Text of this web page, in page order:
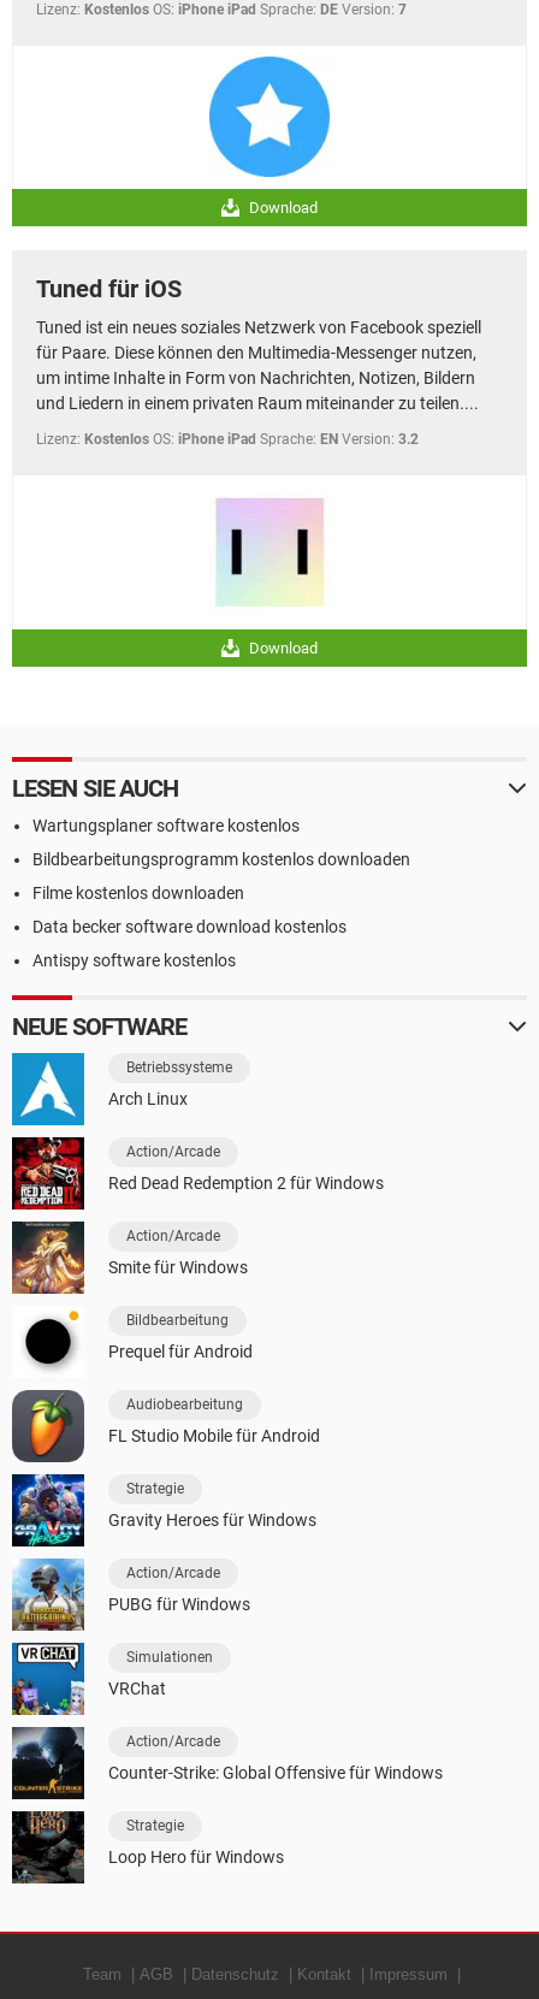
Lizenz: Kostenlos OS: iPhone iPad Sprache: DE Version: 7
Download
Tuned für iOS
Tuned ist ein neues soziales Netzwerk von Facebook speziell
für Paare. Diese können den Multimedia-Messenger nutzen,
um intime Inhalte in Form von Nachrichten, Notizen, Bildern
und Liedern in einem privaten Raum miteinander zu teilen....
Lizenz: Kostenlos OS: iPhone iPad Sprache: EN Version: 3.2
Download
LESEN SIE AUCH
Wartungsplaner software kostenlos
Bildbearbeitungsprogramm kostenlos downloaden
Filme kostenlos downloaden
Data becker software download kostenlos
Antispy software kostenlos
NEUE SOFTWARE
Betriebssysteme
Arch Linux
Action/Arcade
Red Dead Redemption 2 für Windows
Action/Arcade
Smite für Windows
Bildbearbeitung
Prequel für Android
Audiobearbeitung
FL Studio Mobile für Android
Strategie
Gravity Heroes für Windows
Action/Arcade
PUBG für Windows
Simulationen
VRChat
Action/Arcade
Counter-Strike: Global Offensive für Windows
Strategie
Loop Hero für Windows
Team AGB Datenschutz Kontakt
Impressum